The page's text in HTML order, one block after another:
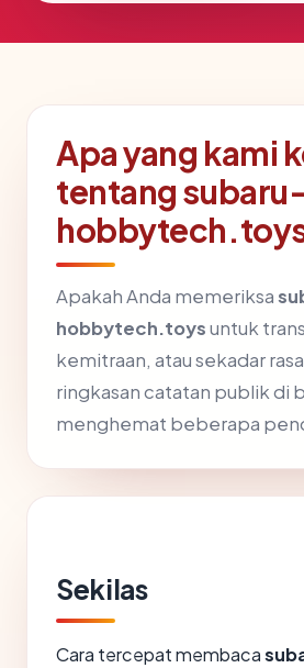
Apa yang kami
tentang
Apakah Anda memeriksa
hobbytech.toysuntuk
kemitraan, atau sekadar
ringkasan catatan publik di
menghemat beberapa
Sekilas
Cara tercepat membaca